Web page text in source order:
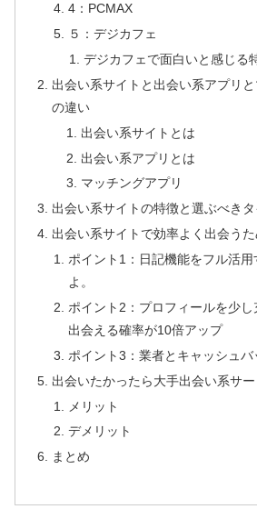
4：PCMAX
５：デジカフェ
デジカフェで面白いと感じる
出会い系サイトと出会い系アプリ
の違い
出会い系サイトとは
出会い系アプリとは
マッチングアプリ
出会い系サイトの特徴と選ぶべき
出会い系サイトで効率よく出会う
ポイント1：日記機能をフル活
よ。
ポイント2：プロフィールを少
出会える確率が10倍アップ
ポイント3：業者とキャッシュ
出会いたかったら大手出会い系サ
メリット
デメリット
まとめ